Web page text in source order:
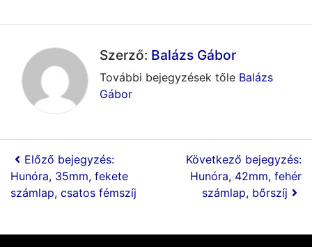
Szerző: Balázs Gábor
További bejegyzések tőle Balázs
Gábor
Előző bejegyzés:
Hunóra, 35mm, fekete
számlap, csatos fémszíj
Következő bejegyzés:
Hunóra, 42mm, fehér
számlap, bőrszíj